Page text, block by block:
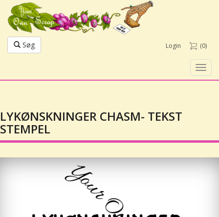
Søg Login (0)
LYKØNSKNINGER CHASM- TEKST
STEMPEL